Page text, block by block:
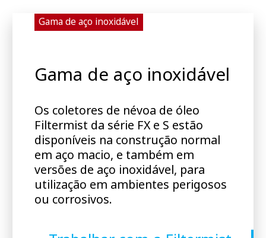
Gama de aço inoxidável
Gama de aço inoxidável
Os coletores de névoa de óleo
Filtermist da série FX e S estão
disponíveis na construção normal
em aço macio, e também em
versões de aço inoxidável, para
utilização em ambientes perigosos
ou corrosivos.